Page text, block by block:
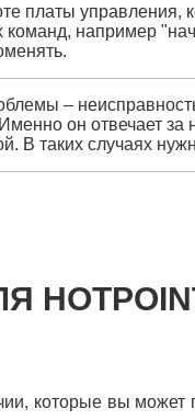
платы управления,
например
–
он отвечает за
В таких случаях
которые вы может